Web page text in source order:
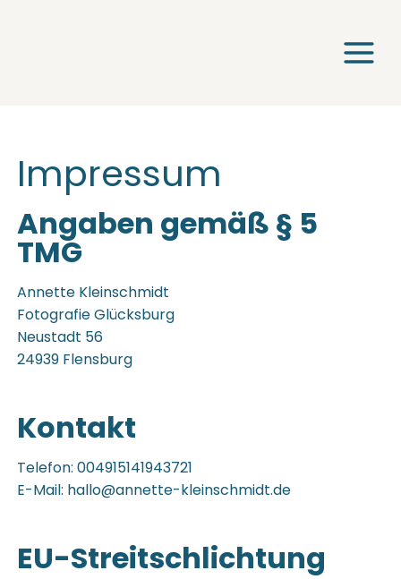
Impressum
Angaben gemäß § 5
TMG
Annette Kleinschmidt
Fotografie Glücksburg
Neustadt 56
24939 Flensburg
Kontakt
Telefon: 004915141943721
E-Mail: hallo@annette-kleinschmidt.de
EU-Streitschlichtung